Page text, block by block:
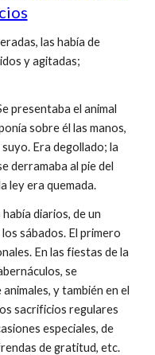
las había de
y agitadas;
presentaba el animal
sobre él las manos,
Era degollado; la
derramaba al pie del
ley era quemada.
había diarios, de un
sábados. El primero
En las fiestas de la
se
y también en el
sacrificios regulares
especiales, de
de gratitud, etc.